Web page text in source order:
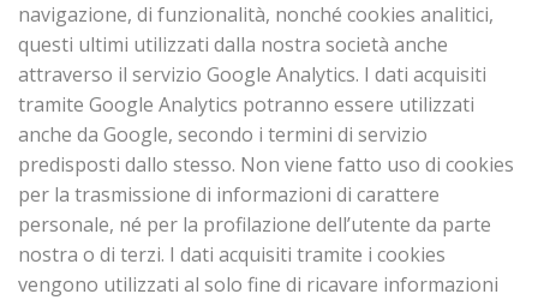
navigazione, di funzionalità, nonché cookies analitici,
questi ultimi utilizzati dalla nostra società anche
attraverso il servizio Google Analytics. I dati acquisiti
tramite Google Analytics potranno essere utilizzati
anche da Google, secondo i termini di servizio
predisposti dallo stesso. Non viene fatto uso di cookies
per la trasmissione di informazioni di carattere
personale, né per la profilazione dell’utente da parte
nostra o di terzi. I dati acquisiti tramite i cookies
vengono utilizzati al solo fine di ricavare informazioni